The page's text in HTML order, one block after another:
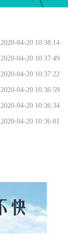
2020-04-20 10:38:14
2020-04-20 10:37:49
2020-04-20 10:37:22
2020-04-20 10:36:59
2020-04-20 10:36:34
2020-04-20 10:36:01